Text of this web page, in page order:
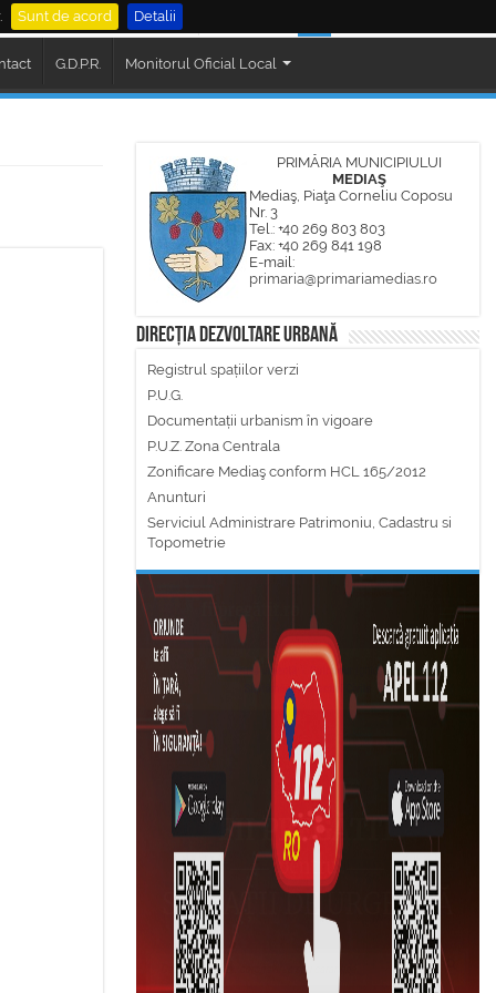
Sunt de acord Detalii
Mediaș Cautare
G.D.P.R. Monitorul Oficial Local
PRIMĂRIA MUNICIPIULUI
MEDIAŞ
Mediaş, Piaţa Corneliu Coposu
Nr. 3
Tel.: +40 269 803 803
Fax: +40 269 841 198
E-mail:
primaria@primariamedias.ro
Direcția Dezvoltare Urbană
Registrul spațiilor verzi
P.U.G.
Documentații urbanism în vigoare
P.U.Z. Zona Centrala
Zonificare Mediaş conform HCL 165/2012
Anunturi
Serviciul Administrare Patrimoniu, Cadastru si
Topometrie